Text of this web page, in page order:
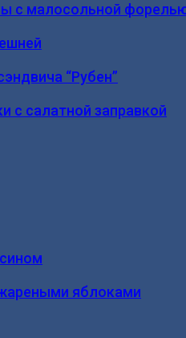
с малосольной
“Рубен”
с салатной заправкой
яблоками